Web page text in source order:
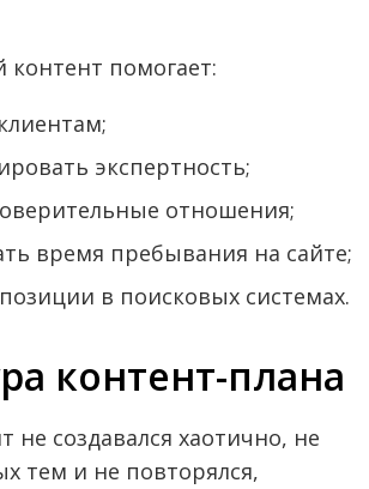
контент помогает:
экспертность;
отношения;
время пребывания на сайте;
в поисковых системах.
контент-плана
не создавался хаотично, не
тем и не повторялся,